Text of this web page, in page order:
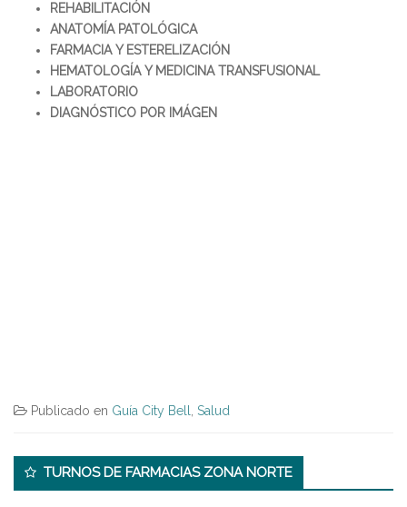
REHABILITACIÓN
ANATOMÍA PATOLÓGICA
FARMACIA Y ESTERELIZACIÓN
HEMATOLOGÍA Y MEDICINA TRANSFUSIONAL
LABORATORIO
DIAGNÓSTICO POR IMÁGEN
Publicado en Guía City Bell Salud
Secondary
Sidebar
TURNOS DE FARMACIAS ZONA NORTE